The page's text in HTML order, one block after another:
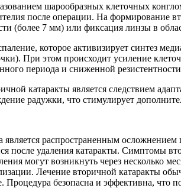
шарообразных клеточных
после операции. На
(более 7 мм) или фиксация линзы в
которое активизирует синтез
При этом происходит усиление
периода и сниженной
катаракты является следствием
радужки, что стимулирует
является распространенным
после удаления катаракты. Симптомы
могут возникнуть через несколько
Лечение вторичной катаракты
Процедура безопасна и эффективна, что